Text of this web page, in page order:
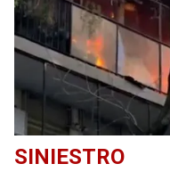
SINIESTRO